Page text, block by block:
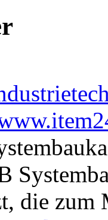
die zum